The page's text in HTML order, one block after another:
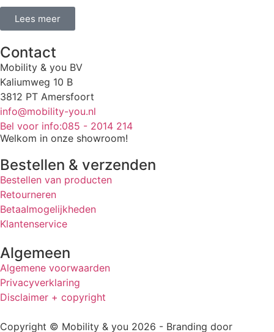
Lees meer
Contact
Mobility & you BV
Kaliumweg 10 B
3812 PT Amersfoort
info@mobility-you.nl
Bel voor info:085 - 2014 214
Welkom in onze showroom!
Bestellen & verzenden
Bestellen van producten
Retourneren
Betaalmogelijkheden
Klantenservice
Algemeen
Algemene voorwaarden
Privacyverklaring
Disclaimer + copyright
Copyright © Mobility & you 2026 - Branding door